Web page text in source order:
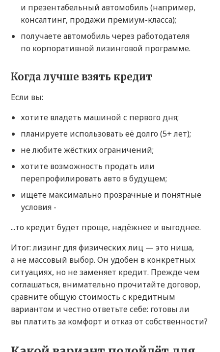
и презентабельный автомобиль (например,
консалтинг, продажи премиум-класса);
получаете автомобиль через работодателя
по корпоративной лизинговой программе.
Когда лучше взять кредит
Если вы:
хотите владеть машиной с первого дня;
планируете использовать её долго (5+ лет);
не любите жёстких ограничений;
хотите возможность продать или
перепрофилировать авто в будущем;
ищете максимально прозрачные и понятные
условия -
...то кредит будет проще, надёжнее и выгоднее.
Итог: лизинг для физических лиц — это ниша,
а не массовый выбор. Он удобен в конкретных
ситуациях, но не заменяет кредит. Прежде чем
соглашаться, внимательно прочитайте договор,
сравните общую стоимость с кредитным
вариантом и честно ответьте себе: готовы ли
вы платить за комфорт и отказ от собственности?